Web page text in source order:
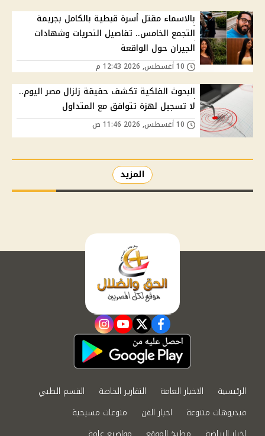
بالاسماء مقتل أسرة قبطية بالكامل بجريمة
التجمع الخامس.. تفاصيل التحريات وشهادات
الجيران حول الواقعة
البحوث الفلكية تكشف حقيقة زلزال مصر اليوم..
لا تسجيل لهزة تتوافق مع المتداول
المزيد
facebook
twitter
youtube
instagram
الرئيسية الاخبار العامة التقارير الخاصة
القسم الطبي
فيديوهات متنوعة
اخبار الفن
منوعات مسيحية